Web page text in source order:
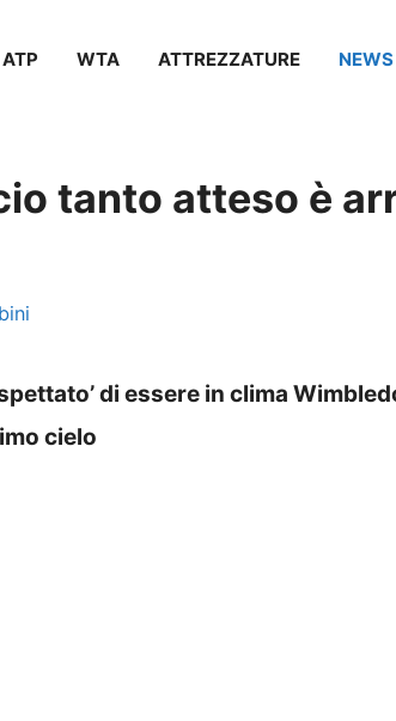
ATP WTA ATTREZZATURE NEWS
tanto atteso è
di essere in clima
cielo